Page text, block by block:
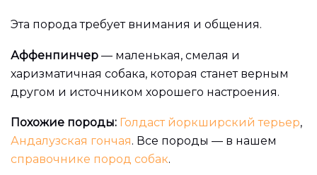
Эта порода требует внимания и общения.
Аффенпинчер — маленькая, смелая и
харизматичная собака, которая станет верным
другом и источником хорошего настроения.
Похожие породы: Голдаст йоркширский терьер,
Андалузская гончая. Все породы — в нашем
справочнике пород собак.